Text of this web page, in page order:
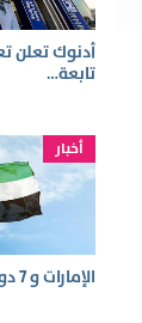
أدنوك تعلن
تابعة…
أخبار
الإمارات و 7 دول تدين…